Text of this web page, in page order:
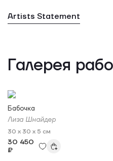
Artists Statement
Галерея
Бабочка
Лиза Шнайдер
30 x 30 x 5 см
30 450
₽